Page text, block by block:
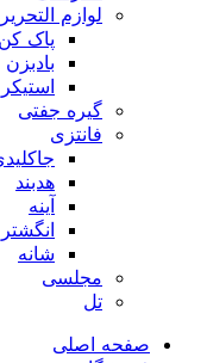
لوازم
پاک
بادبزن
استیکر
گیره جفتی
فانتزی
هدبند
آینه
انگشتر
شانه
مجلسی
تل
صفحه اصلی